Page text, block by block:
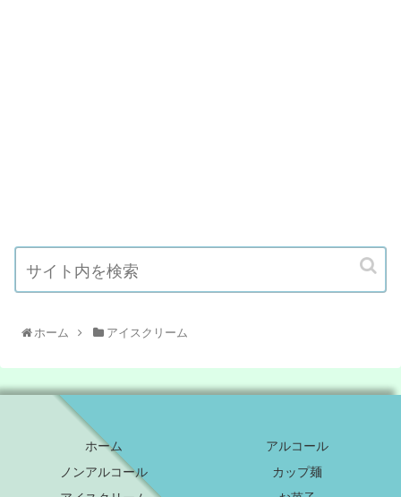
ホーム アイスクリーム
ホーム
アルコール
ノンアルコール
カップ麺